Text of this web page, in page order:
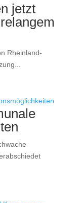
jetzt
Rheinland-